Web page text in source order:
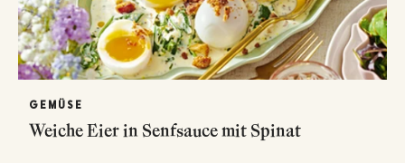
GEMÜSE
Weiche Eier in Senfsauce mit Spinat